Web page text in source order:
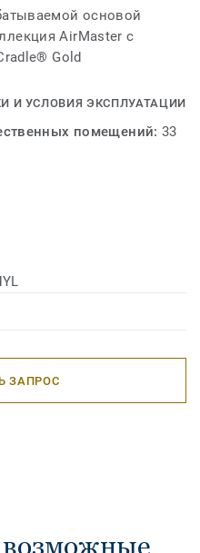
основой
AirMaster с
Gold
И УСЛОВИЯ ЭКСПЛУАТАЦИИ
помещений:33
ЗАПРОС